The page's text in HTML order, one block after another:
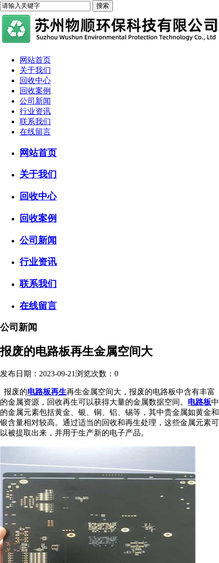
网站首页
关于我们
回收中心
回收案例
公司新闻
行业资讯
联系我们
在线留言
网站首页
关于我们
回收中心
回收案例
公司新闻
行业资讯
联系我们
在线留言
公司新闻
报废的电路板再生金属空间大
发布日期：2023-09-21浏览次数： 0
报废的电路板再生再生金属空间大，报废的电路板中含有丰富
的金属资源，回收再生可以获得大量的金属数据空间。 电路板中
的金属元素包括黄金、银、铜、铝、锡等，其中贵金属如黄金和
银含量相对较高。通过适当的回收和再生处理，这些金属元素可
以被提取出来，并用于生产新的电子产品。